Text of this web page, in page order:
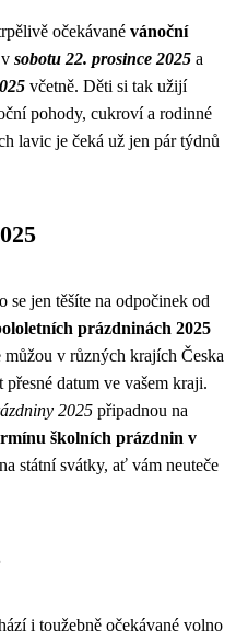
očekávané vánoční
sobotu 22. prosince 2025 a
včetně. Děti si tak užijí
pohody, cukroví a rodinné
lavic je čeká už jen pár týdnů
se jen těšíte na odpočinek od
prázdninách 2025
v různých krajích Česka
datum ve vašem kraji.
2025 připadnou na
školních prázdnin v
státní svátky, ať vám neuteče
i toužebně očekávané volno